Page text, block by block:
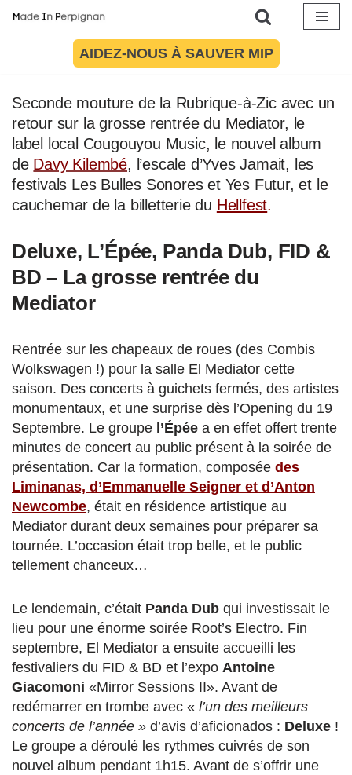
AIDEZ-NOUS À SAUVER MIP
Article mis à jour le 23 août 2024 à 10:25
Seconde mouture de la Rubrique-à-Zic avec un
retour sur la grosse rentrée du Mediator, le
label local Cougouyou Music, le nouvel album
de Davy Kilembé, l’escale d’Yves Jamait, les
festivals Les Bulles Sonores et Yes Futur, et le
cauchemar de la billetterie du Hellfest.
Deluxe, L’Épée, Panda Dub, FID &
BD – La grosse rentrée du
Mediator
Rentrée sur les chapeaux de roues (des Combis
Wolkswagen !) pour la salle El Mediator cette
saison. Des concerts à guichets fermés, des artistes
monumentaux, et une surprise dès l’Opening du 19
Septembre. Le groupe l’Épée a en effet offert trente
minutes de concert au public présent à la soirée de
présentation. Car la formation, composée des
Liminanas, d’Emmanuelle Seigner et d’Anton
Newcombe, était en résidence artistique au
Mediator durant deux semaines pour préparer sa
tournée. L’occasion était trop belle, et le public
tellement chanceux…
Le lendemain, c’était Panda Dub qui investissait le
lieu pour une énorme soirée Root’s Electro. Fin
septembre, El Mediator a ensuite accueilli les
festivaliers du FID & BD et l’expo Antoine
Giacomoni «Mirror Sessions II». Avant de
redémarrer en trombe avec « l’un des meilleurs
concerts de l’année » d’avis d’aficionados : Deluxe !
Le groupe a déroulé les rythmes cuivrés de son
nouvel album pendant 1h15. Avant de s’offrir une